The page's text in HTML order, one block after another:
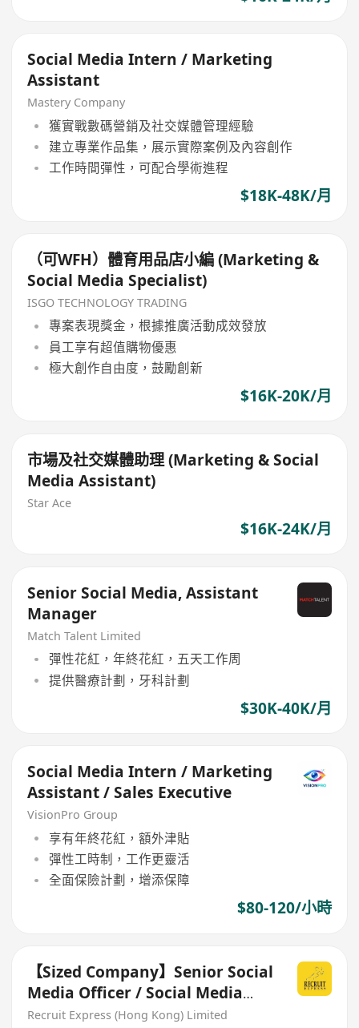
Social Media Intern / Marketing
Assistant
Mastery Company
獲實戰數碼營銷及社交媒體管理經驗
建立專業作品集，展示實際案例及內容創作
工作時間彈性，可配合學術進程
$18K-48K/月
（可WFH）體育用品店小編 (Marketing &
Social Media Specialist)
ISGO TECHNOLOGY TRADING
專案表現獎金，根據推廣活動成效發放
員工享有超值購物優惠
極大創作自由度，鼓勵創新
$16K-20K/月
市場及社交媒體助理 (Marketing & Social
Media Assistant)
Star Ace
$16K-24K/月
Senior Social Media, Assistant
Manager
Match Talent Limited
彈性花紅，年終花紅，五天工作周
提供醫療計劃，牙科計劃
$30K-40K/月
Social Media Intern / Marketing
Assistant / Sales Executive
VisionPro Group
享有年終花紅，額外津貼
彈性工時制，工作更靈活
全面保險計劃，增添保障
$80-120/小時
【Sized Company】Senior Social
Media Officer / Social Media
Assistant Manager
Recruit Express (Hong Kong) Limited